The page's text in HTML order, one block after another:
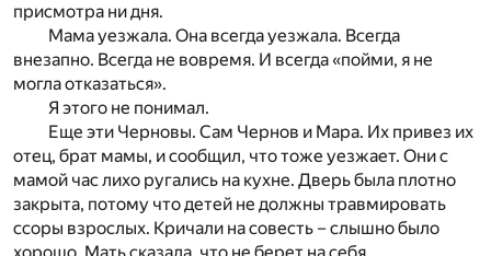
присмотра ни дня.
Мама уезжала. Она всегда уезжала. Всегда
внезапно. Всегда не вовремя. И всегда «пойми, я не
могла отказаться».
Я этого не понимал.
Еще эти Черновы. Сам Чернов и Мара. Их привез их
отец, брат мамы, и сообщил, что тоже уезжает. Они с
мамой час лихо ругались на кухне. Дверь была плотно
закрыта, потому что детей не должны травмировать
ссоры взрослых. Кричали на совесть – слышно было